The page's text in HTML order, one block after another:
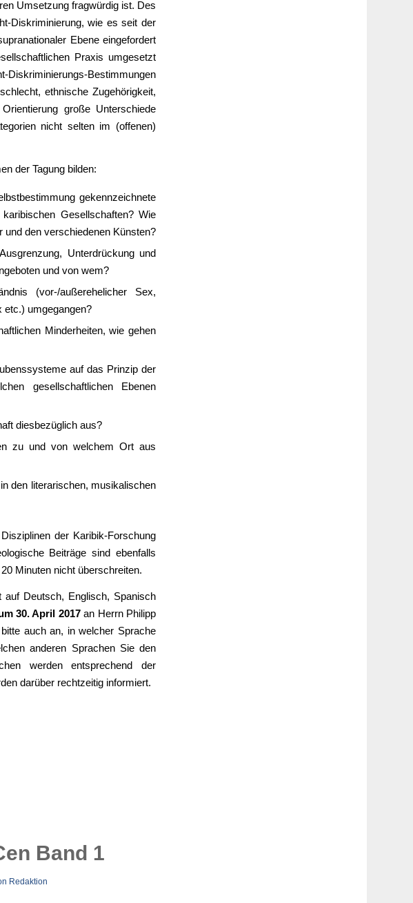
Umsetzung fragwürdig ist. Des
Diskriminierung, wie es seit der
Ebene eingefordert
Praxis umgesetzt
Bestimmungen
ethnische Zugehörigkeit,
große Unterschiede
nicht selten im (offenen)
der Tagung bilden:
gekennzeichnete
Gesellschaften? Wie
und den verschiedenen Künsten?
Unterdrückung und
und von wem?
(vor-/außerehelicher Sex,
etc.) umgegangen?
Minderheiten, wie gehen
auf das Prinzip der
gesellschaftlichen Ebenen
diesbezüglich aus?
zu und von welchem Ort aus
den literarischen, musikalischen
der Karibik-Forschung
Beiträge sind ebenfalls
Minuten nicht überschreiten.
auf Deutsch, Englisch, Spanisch
30. April 2017an Herrn Philipp
auch an, in welcher Sprache
anderen Sprachen Sie den
werden entsprechend der
darüber rechtzeitig informiert.
Band 1
Redaktion